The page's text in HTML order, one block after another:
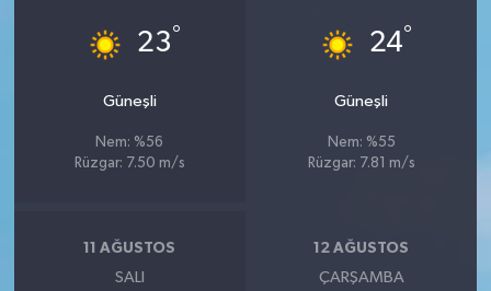
23°
Güneşli
Nem: %56
Rüzgar: 7.50 m/s
24°
Güneşli
Nem: %55
Rüzgar: 7.81 m/s
11 AĞUSTOS
SALI
12 AĞUSTOS
ÇARŞAMBA